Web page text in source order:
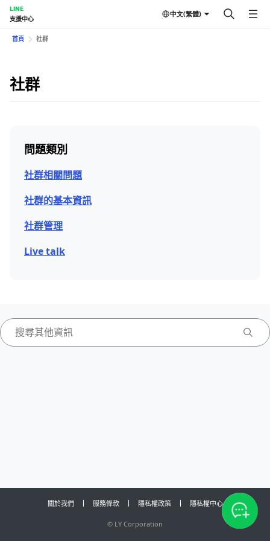
LINE
支援中心
中文(繁體)
首頁 社群
社群
問題類別
社群相關問題
社群的基本資訊
社群管理
Live talk
關於我們 服務條款 隱私權政策 隱私權中心
© LY Corporation